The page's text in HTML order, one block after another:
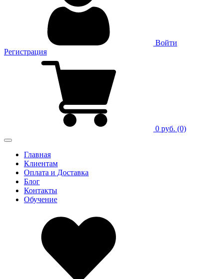
Войти
Регистрация
0 руб. (0)
Главная
Клиентам
Оплата и Доставка
Блог
Контакты
Обучение